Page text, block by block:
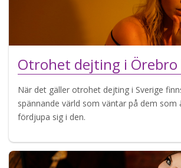
Otrohet dejting i Örebro
När det gäller otrohet dejting i Sverige
spännande värld som väntar på dem som
fördjupa sig i den.